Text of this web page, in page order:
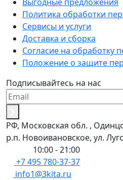
Политика обработки
Сервисы и услуги
Доставка и сборка
Согласие на обработку
Положение о защите
Подписывайтесь на нас
РФ, Московская обл. ,
р.п. Новоивановское, ул.
10:00 - 21:00
+7 495 780-37-37
info1@3kita.ru